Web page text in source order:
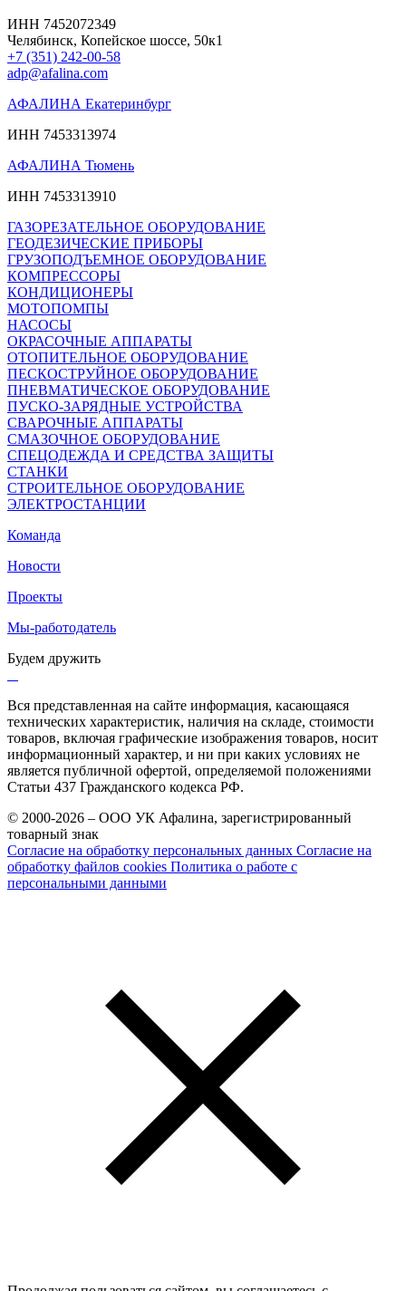
ИНН 7452072349
Челябинск, Копейское шоссе, 50к1
+7 (351) 242-00-58
adp@afalina.com
АФАЛИНА Екатеринбург
ИНН 7453313974
АФАЛИНА Тюмень
ИНН 7453313910
ГАЗОРЕЗАТЕЛЬНОЕ ОБОРУДОВАНИЕ
ГЕОДЕЗИЧЕСКИЕ ПРИБОРЫ
ГРУЗОПОДЪЕМНОЕ ОБОРУДОВАНИЕ
КОМПРЕССОРЫ
КОНДИЦИОНЕРЫ
МОТОПОМПЫ
НАСОСЫ
ОКРАСОЧНЫЕ АППАРАТЫ
ОТОПИТЕЛЬНОЕ ОБОРУДОВАНИЕ
ПЕСКОСТРУЙНОЕ ОБОРУДОВАНИЕ
ПНЕВМАТИЧЕСКОЕ ОБОРУДОВАНИЕ
ПУСКО-ЗАРЯДНЫЕ УСТРОЙСТВА
СВАРОЧНЫЕ АППАРАТЫ
СМАЗОЧНОЕ ОБОРУДОВАНИЕ
СПЕЦОДЕЖДА И СРЕДСТВА ЗАЩИТЫ
СТАНКИ
СТРОИТЕЛЬНОЕ ОБОРУДОВАНИЕ
ЭЛЕКТРОСТАНЦИИ
Команда
Новости
Проекты
Мы-работодатель
Будем дружить
Вся представленная на сайте информация, касающаяся
технических характеристик, наличия на складе, стоимости
товаров, включая графические изображения товаров, носит
информационный характер, и ни при каких условиях не
является публичной офертой, определяемой положениями
Статьи 437 Гражданского кодекса РФ.
© 2000-2026 – ООО УК Афалина, зарегистрированный
товарный знак
Согласие на обработку персональных данных Согласие на
обработку файлов cookies Политика о работе с
персональными данными